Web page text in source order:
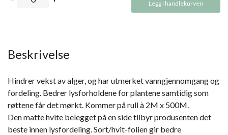
Legg i handlekurven
Beskrivelse
Hindrer vekst av alger, og har utmerket vanngjennomgang og
fordeling. Bedrer lysforholdene for plantene samtidig som
røttene får det mørkt. Kommer på rull à 2M x 500M.
Den matte hvite belegget på en side tilbyr produsenten det
beste innen lysfordeling. Sort/hvit-folien gir bedre